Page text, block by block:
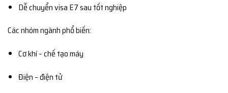
Dễ chuyển visa E7 sau tốt nghiệp
Các nhóm ngành phổ biến:
Cơ khí – chế tạo máy
Điện – điện tử